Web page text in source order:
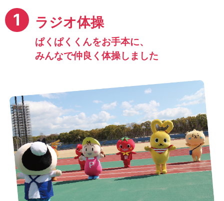
1 ラジオ体操
ぱくぱくくんをお手本に、
みんなで仲良く体操しました